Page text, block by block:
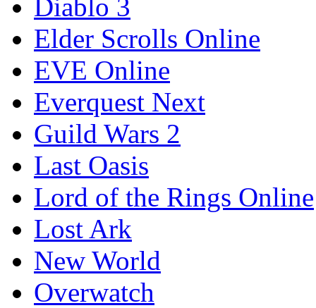
Diablo 3
Elder Scrolls Online
EVE Online
Everquest Next
Guild Wars 2
Last Oasis
Lord of the Rings Online
Lost Ark
New World
Overwatch